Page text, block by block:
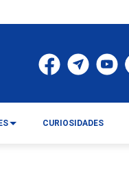
CURIOSIDADES